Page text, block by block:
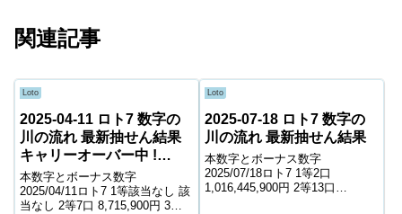
関連記事
Loto
2025-04-11 ロト7 数字の
川の流れ 最新抽せん結果
キャリーオーバー中 !
1,202,205,675円
本数字とボーナス数字
2025/04/11ロト7 1等該当なし 該
当なし 2等7口 8,715,900円 3等
Loto
2025-07-18 ロト7 数字の
川の流れ 最新抽せん結果
本数字とボーナス数字
2025/07/18ロト7 1等2口
1,016,445,900円 2等13口